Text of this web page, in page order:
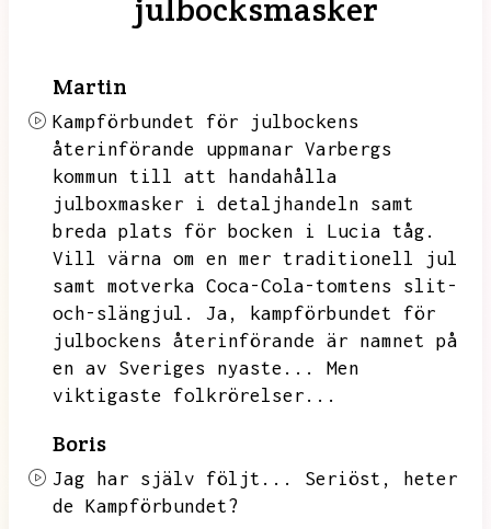
julbocksmasker
Martin
Kampförbundet för julbockens
återinförande uppmanar Varbergs
kommun till att handahålla
julboxmasker i detaljhandeln samt
breda plats för bocken i Lucia tåg.
Vill värna om en mer traditionell jul
samt motverka Coca-Cola-tomtens slit-
och-slängjul.
Ja,
kampförbundet för
julbockens återinförande är namnet på
en av Sveriges nyaste...
Men
viktigaste folkrörelser...
Boris
Jag har själv följt... Seriöst,
heter
de Kampförbundet?